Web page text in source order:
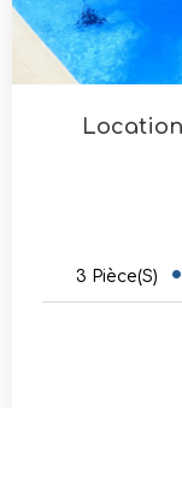
3 Pièce(s)